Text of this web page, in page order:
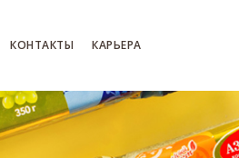
КОНТАКТЫ КАРЬЕРА